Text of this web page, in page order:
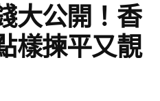
大公開！香
樣揀平又靚